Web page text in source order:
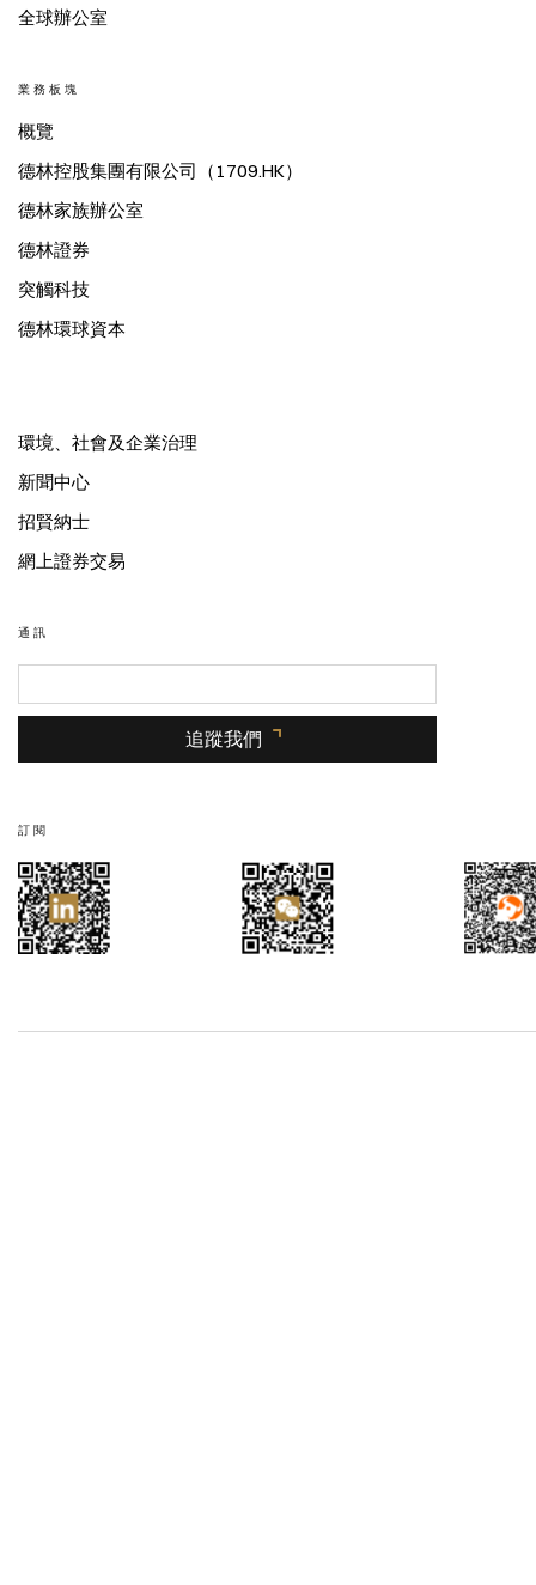
全球辦公室
業務板塊
概覽
德林控股集團有限公司（1709.HK）
德林家族辦公室
德林證券
突觸科技
德林環球資本
環境、社會及企業治理
新聞中心
招賢納士
網上證券交易
通訊
追蹤我們
訂閱